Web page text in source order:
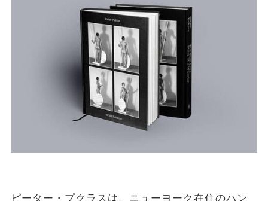
ピーター・プクラスは、ニューヨーク在住のハン